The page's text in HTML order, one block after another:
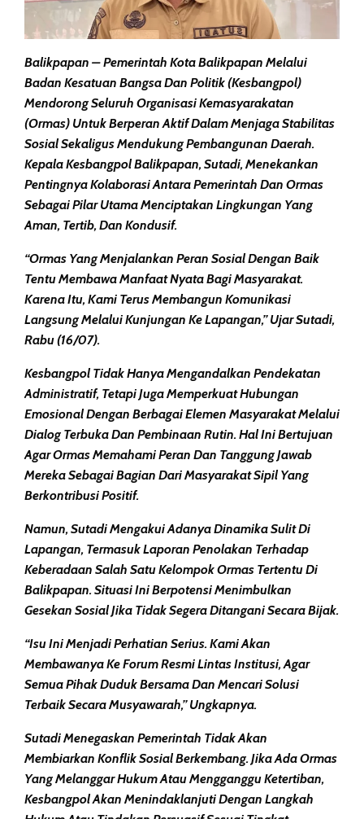
Balikpapan – Pemerintah Kota Balikpapan Melalui
Badan Kesatuan Bangsa Dan Politik (Kesbangpol)
Mendorong Seluruh Organisasi Kemasyarakatan
(ormas) Untuk Berperan Aktif Dalam Menjaga Stabilitas
Sosial Sekaligus Mendukung Pembangunan Daerah.
Kepala Kesbangpol Balikpapan, Sutadi, Menekankan
Pentingnya Kolaborasi Antara Pemerintah Dan Ormas
Sebagai Pilar Utama Menciptakan Lingkungan Yang
Aman, Tertib, Dan Kondusif.
“Ormas Yang Menjalankan Peran Sosial Dengan Baik
Tentu Membawa Manfaat Nyata Bagi Masyarakat.
Karena Itu, Kami Terus Membangun Komunikasi
Langsung Melalui Kunjungan Ke Lapangan,” Ujar Sutadi,
Rabu (16/07).
Kesbangpol Tidak Hanya Mengandalkan Pendekatan
Administratif, Tetapi Juga Memperkuat Hubungan
Emosional Dengan Berbagai Elemen Masyarakat Melalui
Dialog Terbuka Dan Pembinaan Rutin. Hal Ini Bertujuan
Agar Ormas Memahami Peran Dan Tanggung Jawab
Mereka Sebagai Bagian Dari Masyarakat Sipil Yang
Berkontribusi Positif.
Namun, Sutadi Mengakui Adanya Dinamika Sulit Di
Lapangan, Termasuk Laporan Penolakan Terhadap
Keberadaan Salah Satu Kelompok Ormas Tertentu Di
Balikpapan. Situasi Ini Berpotensi Menimbulkan
Gesekan Sosial Jika Tidak Segera Ditangani Secara Bijak.
“Isu Ini Menjadi Perhatian Serius. Kami Akan
Membawanya Ke Forum Resmi Lintas Institusi, Agar
Semua Pihak Duduk Bersama Dan Mencari Solusi
Terbaik Secara Musyawarah,” Ungkapnya.
Sutadi Menegaskan Pemerintah Tidak Akan
Membiarkan Konflik Sosial Berkembang. Jika Ada Ormas
Yang Melanggar Hukum Atau Mengganggu Ketertiban,
Kesbangpol Akan Menindaklanjuti Dengan Langkah